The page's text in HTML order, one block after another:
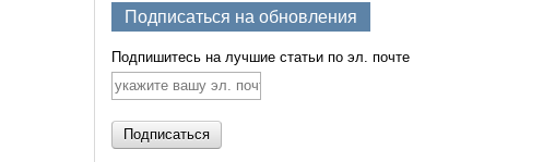
Подписаться на обновления
Подпишитесь на лучшие статьи по эл. почте